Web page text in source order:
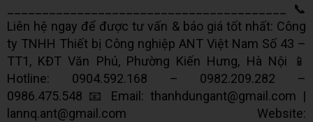
________________________________________ 📞
Liên hệ ngay để được tư vấn & báo giá tốt nhất: Công
ty TNHH Thiết bị Công nghiệp ANT Việt Nam Số 43 –
TT1, KĐT Văn Phú, Phường Kiến Hưng, Hà Nội 📱
Hotline: 0904.592.168 – 0982.209.282 –
0986.475.548 📧 Email: thanhdungant@gmail.com |
lannq.ant@gmail.com Website: